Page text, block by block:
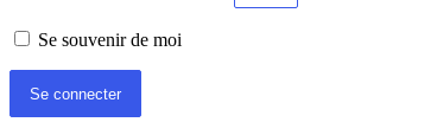
Se souvenir de moi